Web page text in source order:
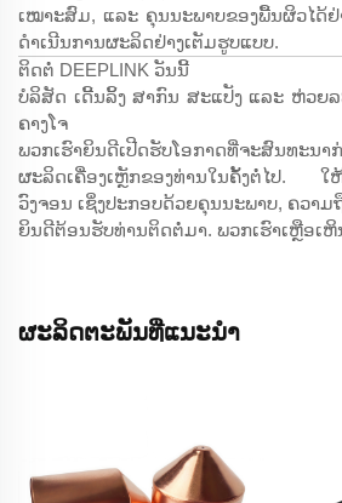
ເໝາະສົມ, ແລະ ຄຸນນະພາບຂອງພື້ນຜິວໄດ້ຢ່
ດຳເນີນການຜະລິດຢ່າງເຕັມຮູບແບບ.
ຕິດຕໍ່ DEEPLINK ວັນນີ້
ບໍລິສັດ ເດີ້ນລິ້ງ ສາກົນ ສະແປັງ ແລະ ຫ່ວຍ
ຄາງໂຈ
ພວກເຮົາຍິນດີເປີດຮັບໂອກາດທີ່ຈະສົນທະນາ
ຜະລິດເຄື່ອງເຫຼັກຂອງທ່ານໃນຄັ້ງຕໍ່ໄປ. ໃ
ວົງຈອນ ເຊິ່ງປະກອບດ້ວຍຄຸນນະພາບ, ຄວາ
ຍິນດີຕ້ອນຮັບທ່ານຕິດຕໍ່ມາ. ພວກເຮົາເຫຼືອເ
ຜະລິດຕະພັນທີ່ແນະນຳ